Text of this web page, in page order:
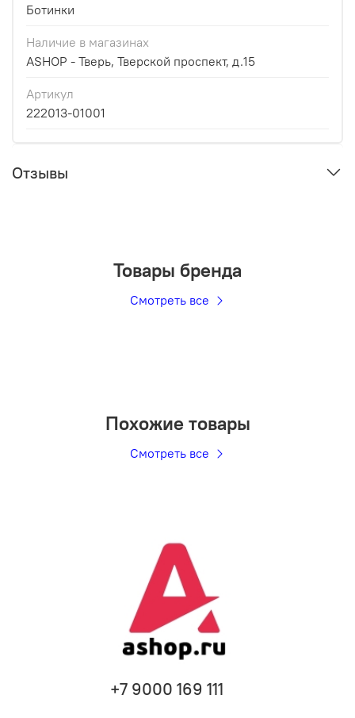
Ботинки
Наличие в магазинах
ASHOP - Тверь, Тверской проспект, д.15
Артикул
222013-01001
Отзывы
Товары бренда
Смотреть все
Похожие товары
Смотреть все
+7 9000 169 111